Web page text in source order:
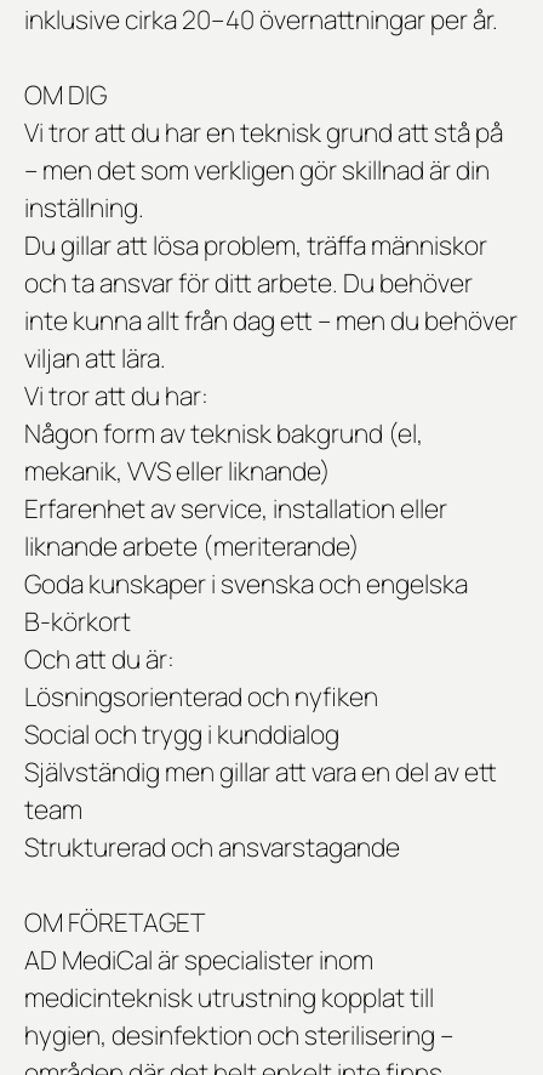
inklusive cirka 20–40 övernattningar per år.
OM DIG
Vi tror att du har en teknisk grund att stå på
– men det som verkligen gör skillnad är din
inställning.
Du gillar att lösa problem, träffa människor
och ta ansvar för ditt arbete. Du behöver
inte kunna allt från dag ett – men du behöver
viljan att lära.
Vi tror att du har:
Någon form av teknisk bakgrund (el,
mekanik, VVS eller liknande)
Erfarenhet av service, installation eller
liknande arbete (meriterande)
Goda kunskaper i svenska och engelska
B-körkort
Och att du är:
Lösningsorienterad och nyfiken
Social och trygg i kunddialog
Självständig men gillar att vara en del av ett
team
Strukturerad och ansvarstagande
OM FÖRETAGET
AD MediCal är specialister inom
medicinteknisk utrustning kopplat till
hygien, desinfektion och sterilisering –